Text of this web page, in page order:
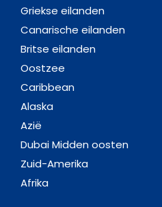
Griekse eilanden
Canarische eilanden
Britse eilanden
Oostzee
Caribbean
Alaska
Azië
Dubai Midden oosten
Zuid-Amerika
Afrika